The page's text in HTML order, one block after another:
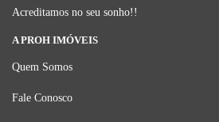
Acreditamos no seu sonho!!
A PROH IMÓVEIS
Quem Somos
Fale Conosco